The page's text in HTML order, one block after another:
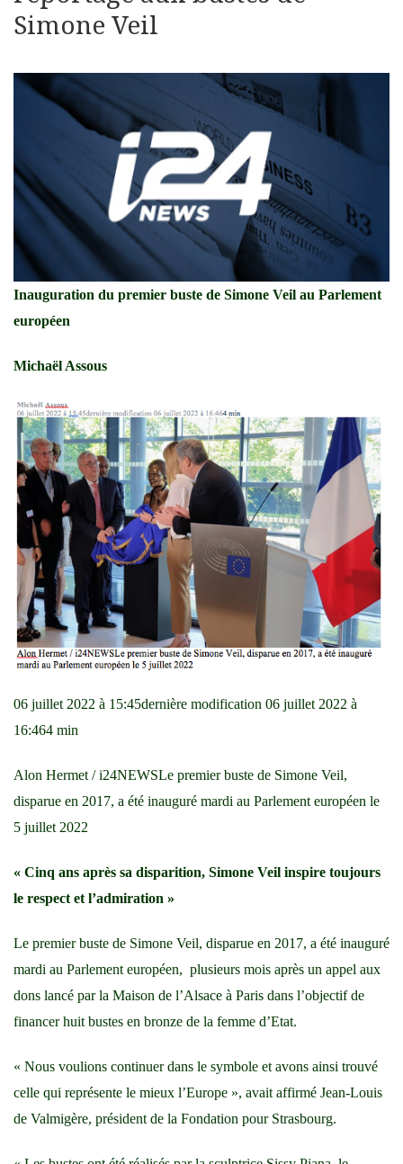
Simone Veil
Inauguration du premier buste de Simone Veil au Parlement
européen
Michaël Assous
06 juillet 2022 à 15:45dernière modification 06 juillet 2022 à
16:464 min
Alon Hermet / i24NEWSLe premier buste de Simone Veil,
disparue en 2017, a été inauguré mardi au Parlement européen le
5 juillet 2022
« Cinq ans après sa disparition, Simone Veil inspire toujours
le respect et l’admiration »
Le premier buste de Simone Veil, disparue en 2017, a été inauguré
mardi au Parlement européen, plusieurs mois après un appel aux
dons lancé par la Maison de l’Alsace à Paris dans l’objectif de
financer huit bustes en bronze de la femme d’Etat.
« Nous voulions continuer dans le symbole et avons ainsi trouvé
celle qui représente le mieux l’Europe », avait affirmé Jean-Louis
de Valmigère, président de la Fondation pour Strasbourg.